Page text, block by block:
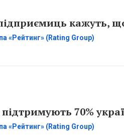
кажуть,
«Рейтинг» (Rating Group)
70%
«Рейтинг» (Rating Group)